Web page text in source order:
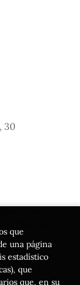
30
que
una página
estadístico
que
que, en su